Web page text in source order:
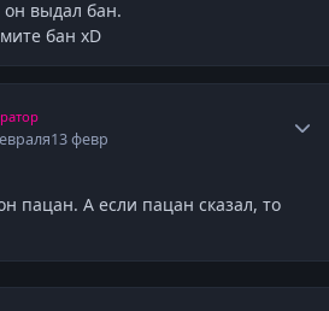
выдал бан.
бан xD
13 февр
пацан. А если пацан сказал, то